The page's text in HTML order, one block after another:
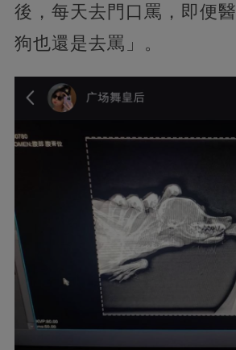
後，每天去門口罵，即便
狗也還是去罵」。